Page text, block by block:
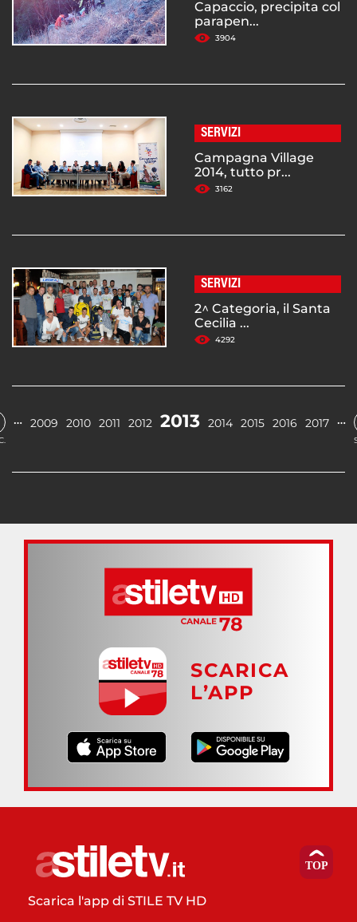
Capaccio, precipita col
parapen...
3904
SERVIZI
Campagna Village
2014, tutto pr...
3162
SERVIZI
2^ Categoria, il Santa
Cecilia ...
4292
… 2009 2010 2011 2012 2013 2014 2015 2016 2017 …
SCARICA
L’APP
Scarica l'app di STILE TV HD